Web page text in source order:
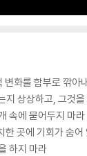
신의 심각한 건강
것을 포기할 뻔했
에 굴복하는 대신
깊고 확장된 사유
돌아왔다.
변화를 함부로 깎아
지 상상하고, 그것
속에 묻어두지 마라
한 곳에 기회가 숨
하지 마라